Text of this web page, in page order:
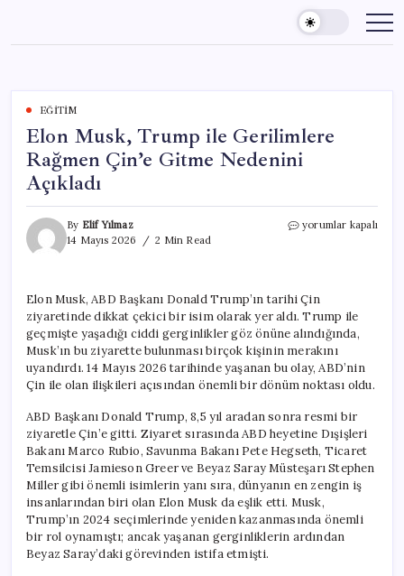
content
EĞITIM
Elon Musk, Trump ile Gerilimlere
Rağmen Çin’e Gitme Nedenini
Açıkladı
By Elif Yılmaz
14 Mayıs 2026
2 Min Read
Elon
Rağmen
Çin’e
Gitme
Nedenini
Açıkladı
için
yorumlar kapalı
Elon Musk, ABD Başkanı Donald Trump’ın tarihi Çin
ziyaretinde dikkat çekici bir isim olarak yer aldı. Trump ile
geçmişte yaşadığı ciddi gerginlikler göz önüne alındığında,
Musk’ın bu ziyarette bulunması birçok kişinin merakını
uyandırdı. 14 Mayıs 2026 tarihinde yaşanan bu olay, ABD’nin
Çin ile olan ilişkileri açısından önemli bir dönüm noktası oldu.
ABD Başkanı Donald Trump, 8,5 yıl aradan sonra resmi bir
ziyaretle Çin’e gitti. Ziyaret sırasında ABD heyetine Dışişleri
Bakanı Marco Rubio, Savunma Bakanı Pete Hegseth, Ticaret
Temsilcisi Jamieson Greer ve Beyaz Saray Müsteşarı Stephen
Miller gibi önemli isimlerin yanı sıra, dünyanın en zengin iş
insanlarından biri olan Elon Musk da eşlik etti. Musk,
Trump’ın 2024 seçimlerinde yeniden kazanmasında önemli
bir rol oynamıştı; ancak yaşanan gerginliklerin ardından
Beyaz Saray’daki görevinden istifa etmişti.